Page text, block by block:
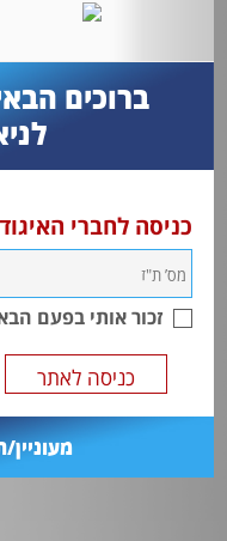
measured in 30 CDMR
Human Methylation 450
blood DNA methylation
40 VD newborns using
included in the analysis.
ברוכים
כניסה לחברי האיגוד
זכור אותי בפעם